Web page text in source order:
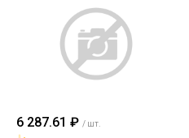
6 287.61 ₽ / шт.